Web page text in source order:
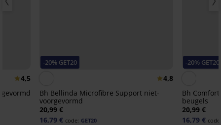
4,5
-20% GET20
4,8
Bh Bellinda Microfibre Support niet-
voorgevormd
20,99 €
16,79 € code: GET20
-20% GET20
Bh
beugels
20,99 €
16,79 €